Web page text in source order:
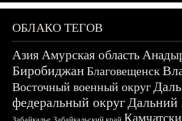
ОБЛАКО ТЕГОВ
АзияАмурская область
БиробиджанБлаговещенск
Восточный военный округ
федеральный округДальний